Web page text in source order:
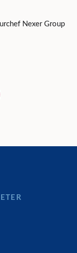
Nexer Group